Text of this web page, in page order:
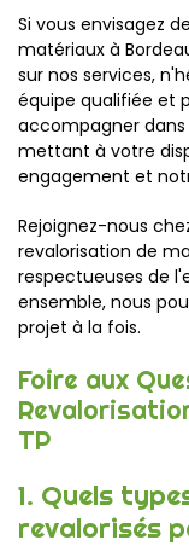
Si vous envisagez
matériaux à
sur nos services,
équipe qualifiée et
accompagner dans
mettant à votre
engagement et
Rejoignez-nous
revalorisation de
respectueuses de
ensemble, nous
projet à la fois.
Foire aux
TP
1. Quels
revalorisés